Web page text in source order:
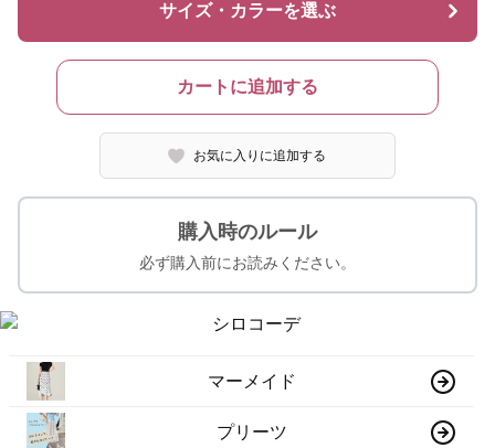
サイズ・カラーを選ぶ
カートに追加する
お気に入りに追加する
購入時のルール
必ず購入前にお読みください。
マーメイド
プリーツ